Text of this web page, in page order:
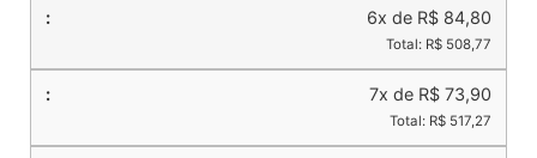
6x de R$ 84,80
Total: R$ 508,77
7x de R$ 73,90
Total: R$ 517,27